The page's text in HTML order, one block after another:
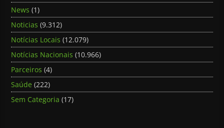
News (1)
Noticias (9.312)
Notícias Locais (12.079)
Notícias Nacionais (10.966)
Parceiros (4)
Saúde (222)
Sem Categoria (17)